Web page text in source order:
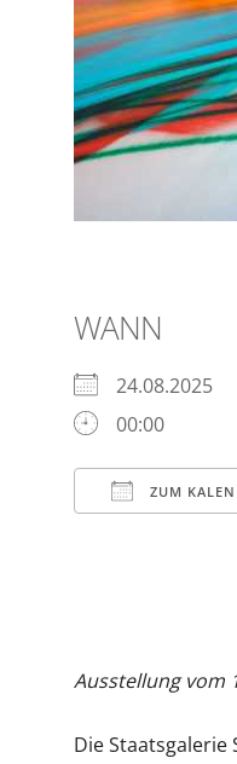
WANN
24.08.2025
00:00
ZUM
Ausstellung vom
Die